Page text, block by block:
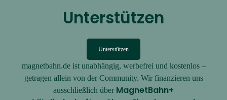
Unterstützen
Unterstützen
magnetbahn.de ist unabhängig, werbefrei und kostenlos –
getragen allein von der Community. Wir finanzieren uns
ausschließlich über MagnetBahn+